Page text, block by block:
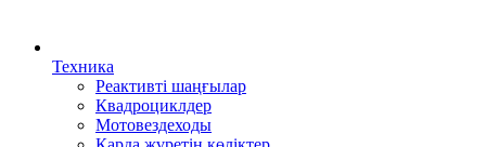
Техника
Реактивті шаңғылар
Квадроциклдер
Мотовездеходы